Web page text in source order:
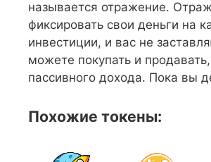
называется отражение.
фиксировать свои деньги на
инвестиции, и вас не
можете покупать и
пассивного дохода. Пока вы
Похожие токены: